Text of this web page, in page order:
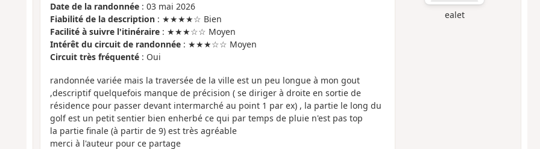
ealet
Date de la randonnée: 03 mai 2026
Fiabilité de la description: ★★★★☆ Bien
Facilité à suivre l'itinéraire: ★★★☆☆ Moyen
Intérêt du circuit de randonnée: ★★★☆☆ Moyen
Circuit très fréquenté: Oui
randonnée variée mais la traversée de la ville est un peu longue à mon gout
,descriptif quelquefois manque de précision ( se diriger à droite en sortie de
résidence pour passer devant intermarché au point 1 par ex) , la partie le long du
golf est un petit sentier bien enherbé ce qui par temps de pluie n'est pas top
la partie finale (à partir de 9) est très agréable
merci à l'auteur pour ce partage